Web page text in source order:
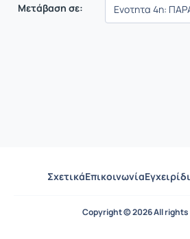
Μετάβαση σε:
ΣχετικάΕπικοινωνία
Copyright © 2026 All